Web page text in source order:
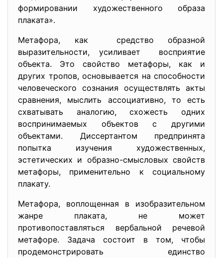
формировании художественного образа
плаката».
Метафора, как средство образной
выразительности, усиливает восприятие
объекта. Это свойство метафоры, как и
других тропов, основывается на способности
человеческого сознания осуществлять акты
сравнения, мыслить ассоциативно, то есть
схватывать аналогию, схожесть одних
воспринимаемых объектов с другими
объектами. Диссертантом предпринята
попытка изучения художественных,
эстетических и образно-смысловых свойств
метафоры, применительно к социальному
плакату.
Метафора, воплощенная в изобразительном
жанре плаката, не может
противопоставляться вербальной речевой
метафоре. Задача состоит в том, чтобы
продемонстрировать единство